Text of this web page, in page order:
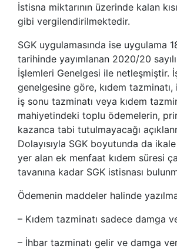
İstisna miktarının üzerinde kalan
gibi vergilendirilmektedir.
SGK uygulamasında ise uygulama
tarihinde yayımlanan 2020/20
İşlemleri Genelgesi ile netleşmiştir.
genelgesine göre, kıdem tazminatı,
iş sonu tazminatı veya kıdem
mahiyetindeki toplu ödemelerin,
kazanca tabi tutulmayacağı
Dolayısıyla SGK boyutunda da
yer alan ek menfaat kıdem süresi
tavanına kadar SGK istisnası
Ödemenin maddeler halinde
– Kıdem tazminatı sadece damga
– İhbar tazminatı gelir ve damga